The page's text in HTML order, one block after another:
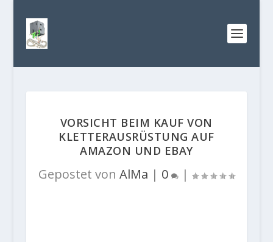
VORSICHT BEIM KAUF VON
KLETTERAUSRÜSTUNG AUF
AMAZON UND EBAY
Gepostet von AlMa | 0 |